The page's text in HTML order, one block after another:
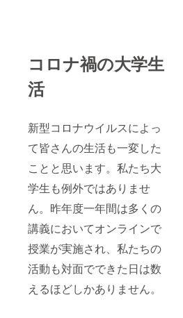
コロナ禍の大学生
活
新型コロナウイルスによっ
て皆さんの生活も一変した
ことと思います。私たち大
学生も例外ではありませ
ん。昨年度一年間は多くの
講義においてオンラインで
授業が実施され、私たちの
活動も対面でできた日は数
えるほどしかありません。